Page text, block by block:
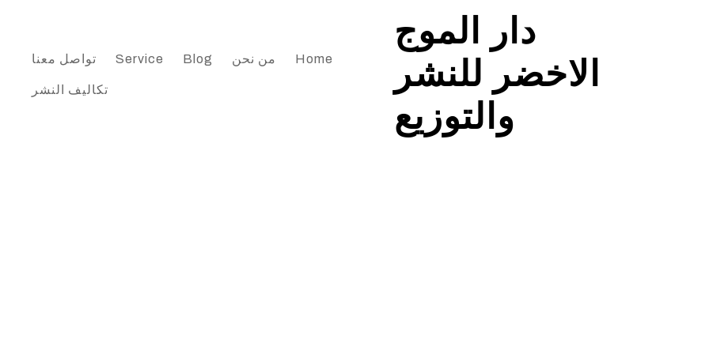
دار الموج
الاخضر للنشر
والتوزيع
Home من نحن Blog
Service تواصل معنا
تكاليف النشر